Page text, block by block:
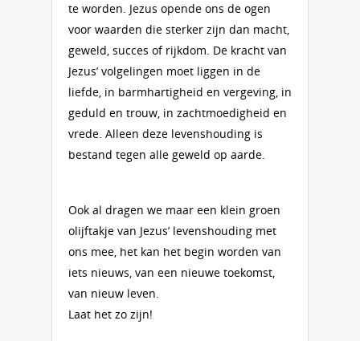
te worden. Jezus opende ons de ogen
voor waarden die sterker zijn dan macht,
geweld, succes of rijkdom. De kracht van
Jezus’ volgelingen moet liggen in de
liefde, in barmhartigheid en vergeving, in
geduld en trouw, in zachtmoedigheid en
vrede. Alleen deze levenshouding is
bestand tegen alle geweld op aarde.
Ook al dragen we maar een klein groen
olijftakje van Jezus’ levenshouding met
ons mee, het kan het begin worden van
iets nieuws, van een nieuwe toekomst,
van nieuw leven.
Laat het zo zijn!